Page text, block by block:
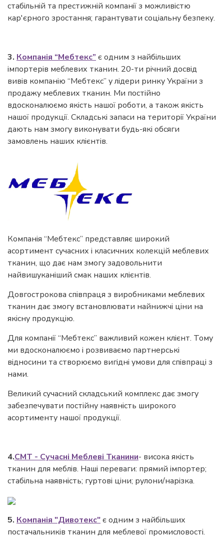
стабільній та престижній компанії з можливістю
кар'єрного зростання; гарантувати соціальну безпеку.
3. Компанія “Мебтекс” є одним з найбільших
імпортерів меблевих тканин. 20-ти річний досвід
вивів компанію “Мебтекс” у лідери ринку України з
продажу меблевих тканин. Ми постійно
вдосконалюємо якість нашої роботи, а також якість
нашої продукції. Складські запаси на території України
дають нам змогу виконувати будь-які обсяги
замовлень наших клієнтів.
Компанія “Мебтекс” представляє широкий
асортимент сучасних і класичних колекцій меблевих
тканин, що дає нам змогу задовольнити
найвишуканіший смак наших клієнтів.
Довгострокова співпраця з виробниками меблевих
тканин дає змогу встановлювати найнижчі ціни на
якісну продукцію.
Для компанії “Мебтекс” важливий кожен клієнт. Тому
ми вдосконалюємо і розвиваємо партнерські
відносини та створюємо вигідні умови для співпраці з
нами.
Великий сучасний складський комплекс дає змогу
забезпечувати постійну наявність широкого
асортименту нашої продукції.
4.СМТ - Сучасні Меблеві Тканини- висока якість
тканин для меблів. Наші переваги: прямий імпортер;
стабільна наявність; гуртові ціни; рулони/нарізка.
5. Компанія "Дивотекс"є одним з найбільших
постачальників тканин для меблевої промисловості.